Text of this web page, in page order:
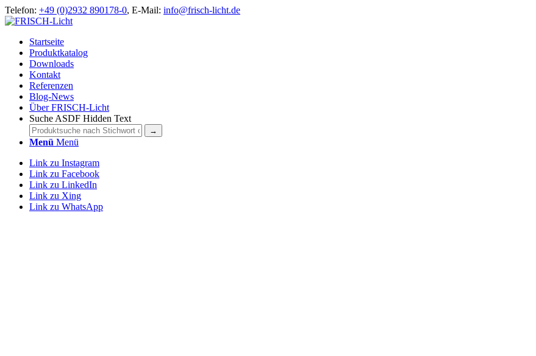
Telefon: +49 (0)2932 890178-0, E-Mail: info@frisch-licht.de
Startseite
Produktkatalog
Downloads
Kontakt
Referenzen
Blog-News
Über FRISCH-Licht
Suche ASDF Hidden Text
Menü Menü
Link zu Instagram
Link zu Facebook
Link zu LinkedIn
Link zu Xing
Link zu WhatsApp